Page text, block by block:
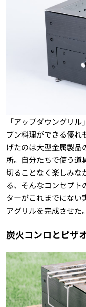
「アップダウングリ
ブン料理ができる優れ
げたのは大型金属製品
所。自分たちで使う道
切ることなく楽しみな
る、そんなコンセプト
ターがこれまでにない
アグリルを完成させた。
炭火コンロとピザ